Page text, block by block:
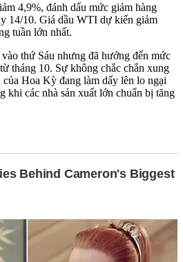
4,9%, đánh dấu mức giảm hàng
14/10. Giá dầu WTI dự kiến giảm
tuần lớn nhất.
thứ Sáu nhưng đã hướng đến mức
tháng 10. Sự không chắc chắn xung
của Hoa Kỳ đang làm dấy lên lo ngại
khi các nhà sản xuất lớn chuẩn bị tăng